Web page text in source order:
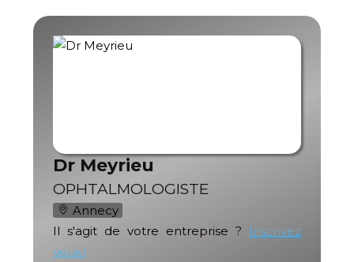
Dr Meyrieu
OPHTALMOLOGISTE
Annecy
Il s'agit de votre entreprise ?
Inscrivez
vous !